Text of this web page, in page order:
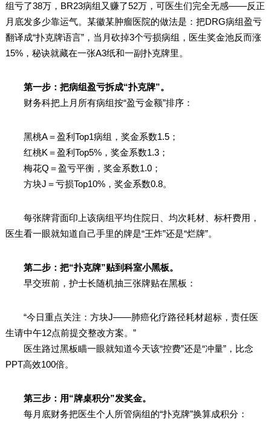
组亏了38万，BR23病组又赚了52万，可医生们完全无感——反正
月底发多少靠运气。某徽某肿瘤医院的做法是：把DRG病组盈亏
翻译成“扑克牌语言”，当月砍掉3个亏损病组，医生奖金池反而涨
15%，秘诀就藏在一张A3纸和一副扑克牌里。
第一步：把病组盈亏拆成“扑克牌”。
财务科把上月所有病组按“盈亏金额”排序：
黑桃A＝盈利Top1病组，奖金系数1.5；
红桃K＝盈利Top5%，奖金系数1.3；
梅花Q＝盈亏平衡，奖金系数1.0；
方块J＝亏损Top10%，奖金系数0.8。
每张牌背面印上该病组平均住院日、均次耗材、标杆费用，
医生看一眼就知道自己手里的牌是“王炸”还是“烂牌”。
第二步：把“扑克牌”贴到科室小黑板。
早交班前，护士长随机抽三张牌贴在黑板：
“今日重点关注：方块J——肺癌化疗路径耗材超标，责任医
生请中午12点前提交整改方案。”
医生路过黑板瞄一眼就知道今天该“控费”还是“冲量”，比念
PPT高效100倍。
第三步：用“牌桌积分”发奖金。
每月底财务把医生个人所管病组的“扑克牌”换算成积分：